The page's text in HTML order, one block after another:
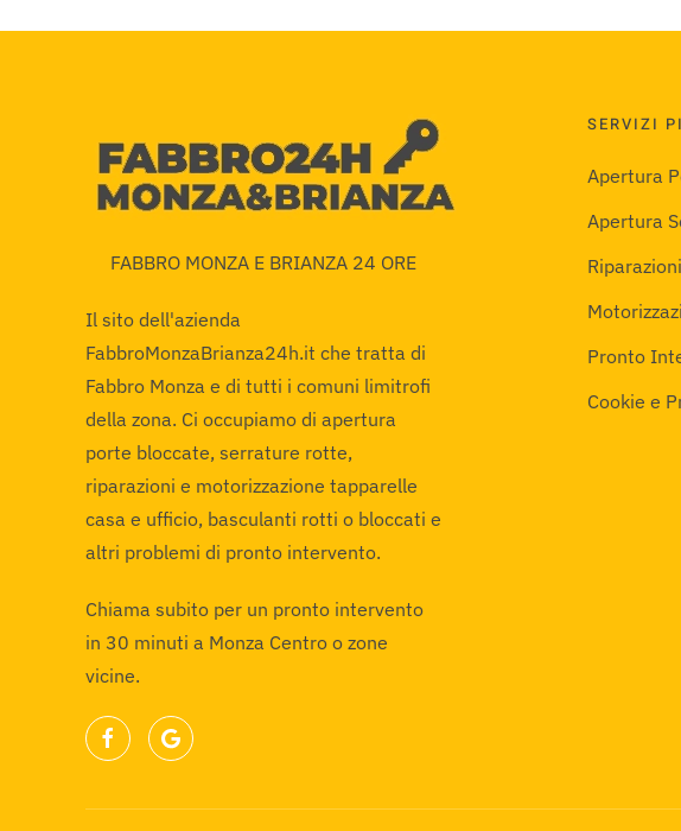
FABBRO MONZA E BRIANZA 24 ORE
Il sito dell'azienda
FabbroMonzaBrianza24h.it che tratta di
Fabbro Monza e di tutti i comuni limitrofi
della zona. Ci occupiamo di apertura
porte bloccate, serrature rotte,
riparazioni e motorizzazione tapparelle
casa e ufficio, basculanti rotti o bloccati e
altri problemi di pronto intervento.
Chiama subito per un pronto intervento
in 30 minuti a Monza Centro o zone
vicine.
SERVIZI
Apertura
Apertura
Pronto
Cookie e